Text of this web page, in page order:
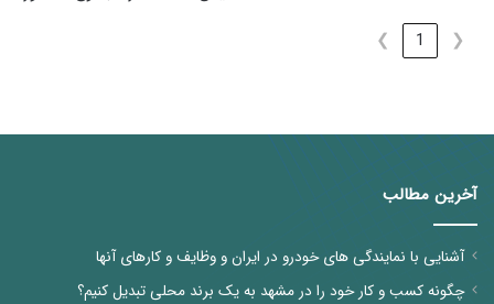
❮
1
❯
آخرین مطالب
آشنایی با نمایندگی های خودرو در ایران و وظایف و کارهای آنها
چگونه کسب و کار خود را در مشهد به یک برند محلی تبدیل کنیم؟